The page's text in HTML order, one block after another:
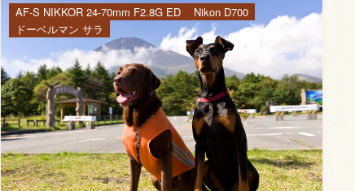
AF-S NIKKOR 24-70mm F2.8G ED
Nikon D700
ドーベルマン サラ